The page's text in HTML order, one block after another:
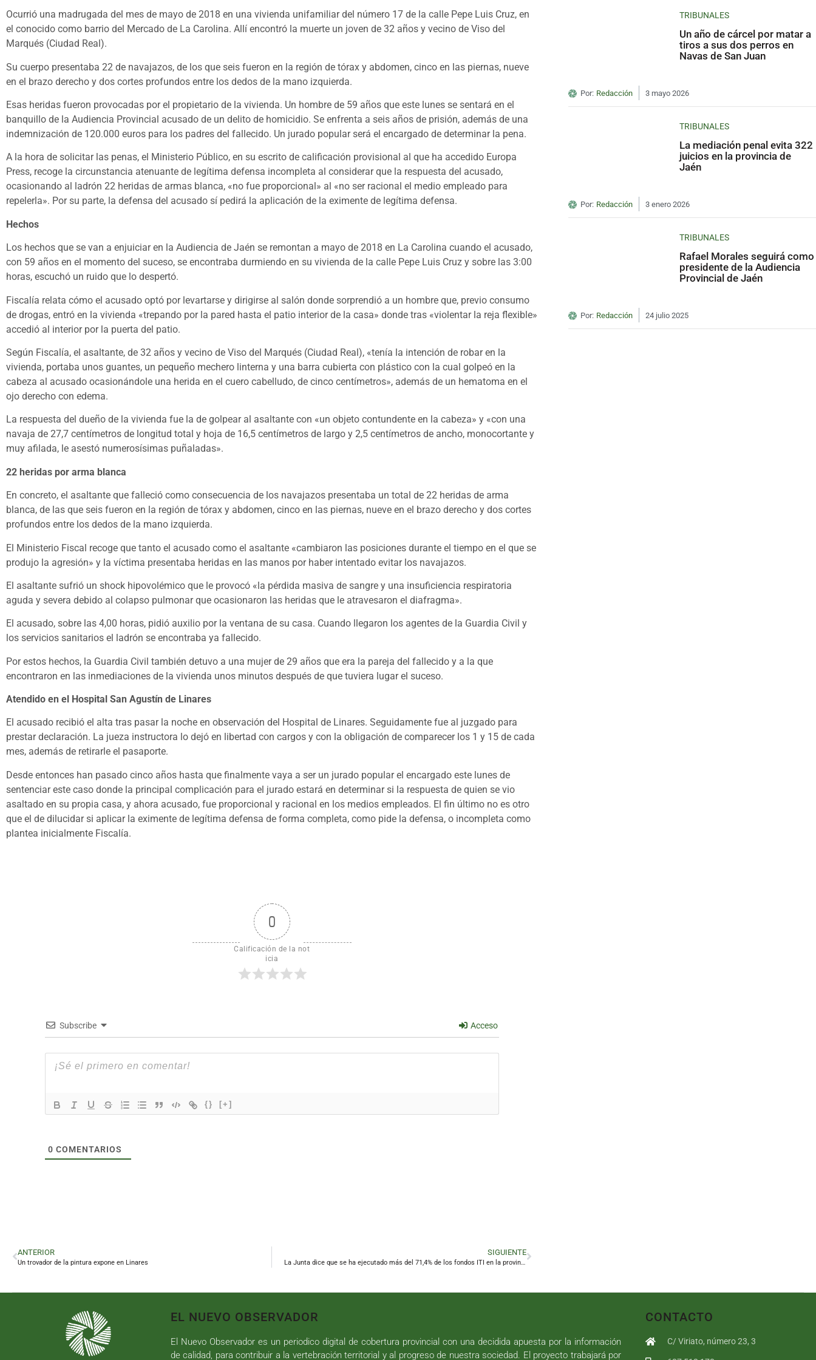
Ocurrió una madrugada del mes de mayo de 2018 en una vivienda unifamiliar del número 17 de la calle Pepe Luis Cruz, en
el conocido como barrio del Mercado de La Carolina. Allí encontró la muerte un joven de 32 años y vecino de Viso del
Marqués (Ciudad Real).
Su cuerpo presentaba 22 de navajazos, de los que seis fueron en la región de tórax y abdomen, cinco en las piernas, nueve
en el brazo derecho y dos cortes profundos entre los dedos de la mano izquierda.
Esas heridas fueron provocadas por el propietario de la vivienda. Un hombre de 59 años que este lunes se sentará en el
banquillo de la Audiencia Provincial acusado de un delito de homicidio. Se enfrenta a seis años de prisión, además de una
indemnización de 120.000 euros para los padres del fallecido. Un jurado popular será el encargado de determinar la pena.
A la hora de solicitar las penas, el Ministerio Público, en su escrito de calificación provisional al que ha accedido Europa
Press, recoge la circunstancia atenuante de legítima defensa incompleta al considerar que la respuesta del acusado,
ocasionando al ladrón 22 heridas de armas blanca, «no fue proporcional» al «no ser racional el medio empleado para
repelerla». Por su parte, la defensa del acusado sí pedirá la aplicación de la eximente de legítima defensa.
Hechos
Los hechos que se van a enjuiciar en la Audiencia de Jaén se remontan a mayo de 2018 en La Carolina cuando el acusado,
con 59 años en el momento del suceso, se encontraba durmiendo en su vivienda de la calle Pepe Luis Cruz y sobre las 3:00
horas, escuchó un ruido que lo despertó.
Fiscalía relata cómo el acusado optó por levartarse y dirigirse al salón donde sorprendió a un hombre que, previo consumo
de drogas, entró en la vivienda «trepando por la pared hasta el patio interior de la casa» donde tras «violentar la reja flexible»
accedió al interior por la puerta del patio.
Según Fiscalía, el asaltante, de 32 años y vecino de Viso del Marqués (Ciudad Real), «tenía la intención de robar en la
vivienda, portaba unos guantes, un pequeño mechero linterna y una barra cubierta con plástico con la cual golpeó en la
cabeza al acusado ocasionándole una herida en el cuero cabelludo, de cinco centímetros», además de un hematoma en el
ojo derecho con edema.
La respuesta del dueño de la vivienda fue la de golpear al asaltante con «un objeto contundente en la cabeza» y «con una
navaja de 27,7 centímetros de longitud total y hoja de 16,5 centímetros de largo y 2,5 centímetros de ancho, monocortante y
muy afilada, le asestó numerosísimas puñaladas».
22 heridas por arma blanca
En concreto, el asaltante que falleció como consecuencia de los navajazos presentaba un total de 22 heridas de arma
blanca, de las que seis fueron en la región de tórax y abdomen, cinco en las piernas, nueve en el brazo derecho y dos cortes
profundos entre los dedos de la mano izquierda.
El Ministerio Fiscal recoge que tanto el acusado como el asaltante «cambiaron las posiciones durante el tiempo en el que se
produjo la agresión» y la víctima presentaba heridas en las manos por haber intentado evitar los navajazos.
El asaltante sufrió un shock hipovolémico que le provocó «la pérdida masiva de sangre y una insuficiencia respiratoria
aguda y severa debido al colapso pulmonar que ocasionaron las heridas que le atravesaron el diafragma».
El acusado, sobre las 4,00 horas, pidió auxilio por la ventana de su casa. Cuando llegaron los agentes de la Guardia Civil y
los servicios sanitarios el ladrón se encontraba ya fallecido.
Por estos hechos, la Guardia Civil también detuvo a una mujer de 29 años que era la pareja del fallecido y a la que
encontraron en las inmediaciones de la vivienda unos minutos después de que tuviera lugar el suceso.
Atendido en el Hospital San Agustín de Linares
El acusado recibió el alta tras pasar la noche en observación del Hospital de Linares. Seguidamente fue al juzgado para
prestar declaración. La jueza instructora lo dejó en libertad con cargos y con la obligación de comparecer los 1 y 15 de cada
mes, además de retirarle el pasaporte.
Desde entonces han pasado cinco años hasta que finalmente vaya a ser un jurado popular el encargado este lunes de
sentenciar este caso donde la principal complicación para el jurado estará en determinar si la respuesta de quien se vio
asaltado en su propia casa, y ahora acusado, fue proporcional y racional en los medios empleados. El fin último no es otro
que el de dilucidar si aplicar la eximente de legítima defensa de forma completa, como pide la defensa, o incompleta como
plantea inicialmente Fiscalía.
0
Calificación de la not
icia
Subscribe Acceso
{} [+]
0 COMENTARIOS
ANTERIOR
Un trovador de la pintura expone en Linares
SIGUIENTE
La Junta dice que se ha ejecutado más del 71,4% de los fondos ITI en la provincia
TRIBUNALES
Un año de cárcel por matar a
tiros a sus dos perros en
Navas de San Juan
Por: Redacción 3 mayo 2026
TRIBUNALES
La mediación penal evita 322
juicios en la provincia de
Jaén
Por: Redacción 3 enero 2026
TRIBUNALES
Rafael Morales seguirá como
presidente de la Audiencia
Provincial de Jaén
Por: Redacción 24 julio 2025
EL NUEVO OBSERVADOR
El Nuevo Observador es un periodico digital de cobertura provincial con una decidida apuesta por la información
de calidad, para contribuir a la vertebración territorial y al progreso de nuestra sociedad. El proyecto trabajará por
CONTACTO
C/ Viriato, número 23, 3